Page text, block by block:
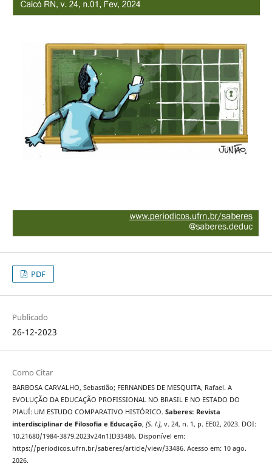
PDF
Publicado
26-12-2023
Como Citar
BARBOSA CARVALHO, Sebastião; FERNANDES DE MESQUITA, Rafael. A
EVOLUÇÃO DA EDUCAÇÃO PROFISSIONAL NO BRASIL E NO ESTADO DO
PIAUÍ: UM ESTUDO COMPARATIVO HISTÓRICO. Saberes: Revista
interdisciplinar de Filosofia e Educação, [S. l.], v. 24, n. 1, p. EE02, 2023. DOI:
10.21680/1984-3879.2023v24n1ID33486. Disponível em:
https://periodicos.ufrn.br/saberes/article/view/33486. Acesso em: 10 ago.
2026.